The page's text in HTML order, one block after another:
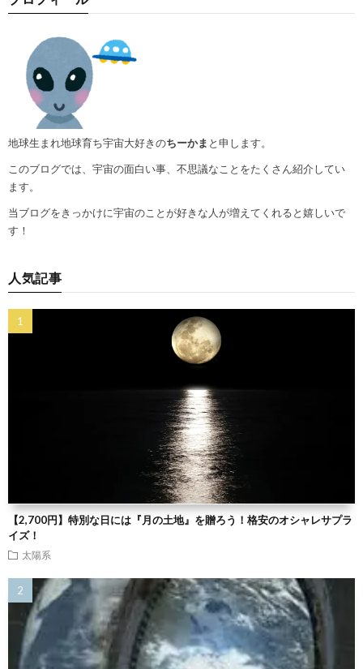
地球生まれ地球育ち宇宙大好きのちーかま と申します。
このブログでは、宇宙の面白い事、不思議なことをたくさん紹介してい
ます。
当ブログをきっかけに宇宙のことが好きな人が増えてくれると嬉しいで
す！
人気記事
【2,700円】特別な日には『月の土地』を贈ろう！格安のオシャレサプラ
イズ！
太陽系